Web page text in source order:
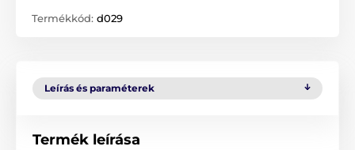
Termékkód: d029
Leírás és paraméterek
Termék leírása